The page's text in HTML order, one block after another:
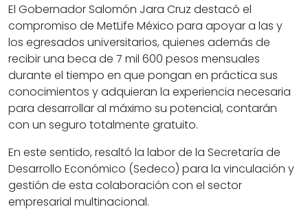
El Gobernador Salomón Jara Cruz destacó el
compromiso de MetLife México para apoyar a las y
los egresados universitarios, quienes además de
recibir una beca de 7 mil 600 pesos mensuales
durante el tiempo en que pongan en práctica sus
conocimientos y adquieran la experiencia necesaria
para desarrollar al máximo su potencial, contarán
con un seguro totalmente gratuito.
En este sentido, resaltó la labor de la Secretaría de
Desarrollo Económico (Sedeco) para la vinculación y
gestión de esta colaboración con el sector
empresarial multinacional.